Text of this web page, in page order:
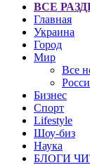
ВСЕ
Главная
Украина
Город
Мир
Все
Бизнес
Спорт
Lifestyle
Шоу-биз
Наука
БЛОГИ